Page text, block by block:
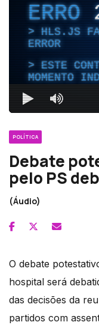
ERRO
HLS.JS
ERROR
ESTE
MOMENTO
POLÍTICA
Debate
pelo PS
(Áudio)
O debate
hospital será
das decisões da
partidos com